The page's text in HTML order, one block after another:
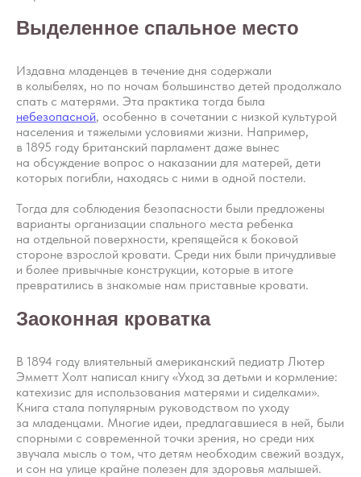
Выделенное спальное место
Издавна младенцев в течение дня содержали
в колыбелях, но по ночам большинство детей продолжало
спать с матерями. Эта практика тогда была
небезопасной, особенно в сочетании с низкой культурой
населения и тяжелыми условиями жизни. Например,
в 1895 году британский парламент даже вынес
на обсуждение вопрос о наказании для матерей, дети
которых погибли, находясь с ними в одной постели.
Тогда для соблюдения безопасности были предложены
варианты организации спального места ребенка
на отдельной поверхности, крепящейся к боковой
стороне взрослой кровати. Среди них были причудливые
и более привычные конструкции, которые в итоге
превратились в знакомые нам приставные кровати.
Заоконная кроватка
В 1894 году влиятельный американский педиатр Лютер
Эмметт Холт написал книгу «Уход за детьми и кормление:
катехизис для использования матерями и сиделками».
Книга стала популярным руководством по уходу
за младенцами. Многие идеи, предлагавшиеся в ней, были
спорными с современной точки зрения, но среди них
звучала мысль о том, что детям необходим свежий воздух,
и сон на улице крайне полезен для здоровья малышей.